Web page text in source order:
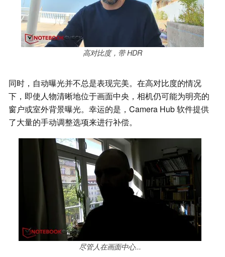
高对比度，带 HDR
同时，自动曝光并不总是表现完美。在高对比度的情况
下，即使人物清晰地位于画面中央，相机仍可能为明亮的
窗户或室外背景曝光。幸运的是，Camera Hub 软件提供
了大量的手动调整选项来进行补偿。
尽管人在画面中心...